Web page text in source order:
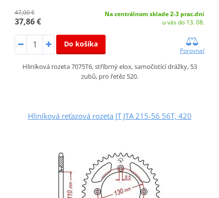
47,00 €
37,86 €
Na centrálnom sklade 2-3 prac.dni
u vás do 13. 08.
Do košíka
Porovnať
Hliníková rozeta 7075T6, stříbrný elox, samočistící drážky, 53
zubů, pro řetěz 520.
Hliníková reťazová rozeta JT JTA 215-56 56T, 420